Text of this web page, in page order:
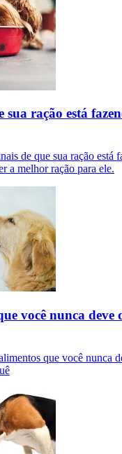
sua ração está
de que sua ração está
a melhor ração para ele.
você nunca deve
que você nunca